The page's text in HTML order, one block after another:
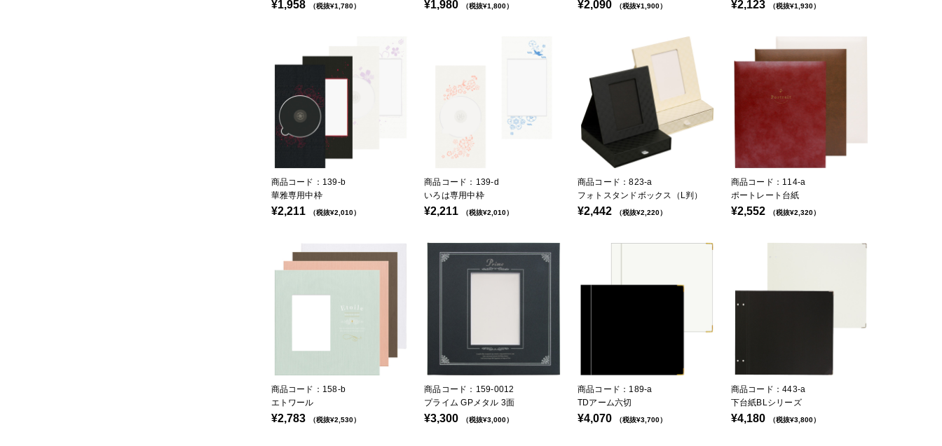
¥1,958 （税抜¥1,780） ¥1,980 （税抜¥1,800） ¥2,090 （税抜¥1,900） ¥2,123 （税抜¥1,930）
商品コード：139-b
華雅専用中枠
¥2,211 （税抜¥2,010）
商品コード：139-d
いろは専用中枠
¥2,211 （税抜¥2,010）
商品コード：823-a
フォトスタンドボックス（L判）
¥2,442 （税抜¥2,220）
商品コード：114-a
ポートレート台紙
¥2,552 （税抜¥2,320）
商品コード：158-b
エトワール
¥2,783 （税抜¥2,530）
商品コード：159-0012
プライム GPメタル 3面
¥3,300 （税抜¥3,000）
商品コード：189-a
TDアーム六切
¥4,070 （税抜¥3,700）
商品コード：443-a
下台紙BLシリーズ
¥4,180 （税抜¥3,800）